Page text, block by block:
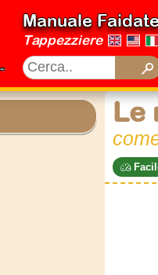
Manuale
Tappezziere
Le